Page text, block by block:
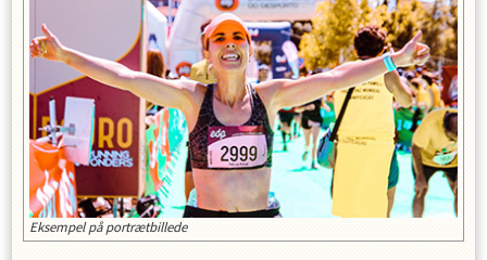
Eksempel på portrætbillede